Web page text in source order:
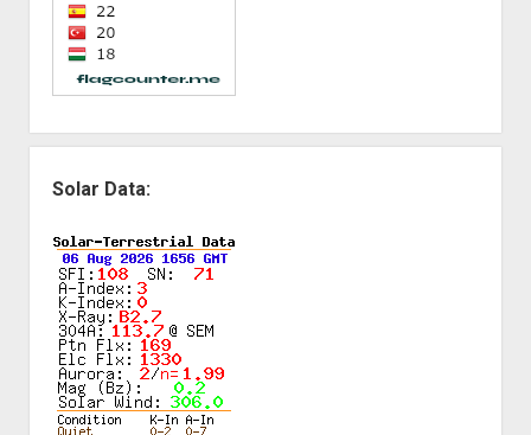
Solar Data: